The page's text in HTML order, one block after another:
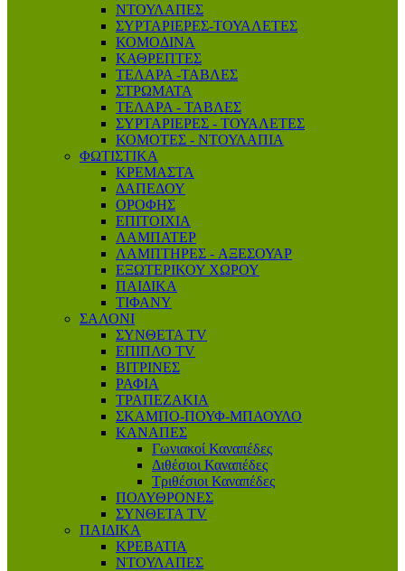
ΝΤΟΥΛΑΠΕΣ
ΣΥΡΤΑΡΙΕΡΕΣ-ΤΟΥΑΛΕΤΕΣ
ΚΟΜΟΔΙΝΑ
ΚΑΘΡΕΠΤΕΣ
ΤΕΛΑΡΑ -ΤΑΒΛΕΣ
ΣΤΡΩΜΑΤΑ
ΤΕΛΑΡΑ - ΤΑΒΛΕΣ
ΣΥΡΤΑΡΙΕΡΕΣ - ΤΟΥΑΛΕΤΕΣ
ΚΟΜΟΤΕΣ - ΝΤΟΥΛΑΠΙΑ
ΦΩΤΙΣΤΙΚΑ
ΚΡΕΜΑΣΤΑ
ΔΑΠΕΔΟΥ
ΟΡΟΦΗΣ
ΕΠΙΤΟΙΧΙΑ
ΛΑΜΠΑΤΕΡ
ΛΑΜΠΤΗΡΕΣ - AΞΕΣΟΥΑΡ
ΕΞΩΤΕΡΙΚΟΥ ΧΩΡΟΥ
ΠΑΙΔΙΚΑ
ΤΙΦΑΝΥ
ΣΑΛΟΝΙ
ΣΥΝΘΕΤΑ TV
ΕΠΙΠΛΟ ΤV
ΒΙΤΡΙΝΕΣ
ΡΑΦΙΑ
ΤΡΑΠΕΖΑΚΙΑ
ΣΚΑΜΠΟ-ΠΟΥΦ-ΜΠΑΟΥΛΟ
ΚΑΝΑΠΕΣ
Γωνιακοί Καναπέδες
Διθέσιοι Καναπέδες
Τριθέσιοι Καναπέδες
ΠΟΛΥΘΡΟΝΕΣ
ΣΥΝΘΕΤΑ TV
ΠΑΙΔΙΚΑ
ΚΡΕΒΑΤΙΑ
ΝΤΟΥΛΑΠΕΣ